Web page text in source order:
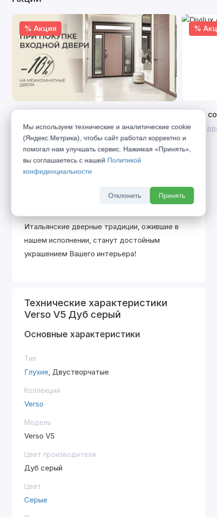
% Акция
Открой двери выгоде. Дополнительная
скидка 10% на межкомнатные двери при
покупке входной двери
До 31 августа 2026 г
%
Divilux
До 31
Итальянские дверные традиции, ожившие в
нашем исполнении, станут достойным
украшением Вашего интерьера!
Технические характеристики
Verso V5 Дуб серый
Основные характеристики
Тип
Глухие, Двустворчатые
Коллекция
Verso
Модель
Verso V5
Цвет производителя
Дуб серый
Цвет
Серые
Мы используем технические и аналитические cookie
(Яндекс.Метрика), чтобы сайт работал корректно и
помогал нам улучшать сервис. Нажимая «Принять»,
вы соглашаетесь с нашей Политикой
конфиденциальности
Отклонить Принять